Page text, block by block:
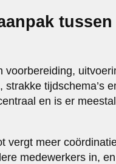
tijdschema’s
en is er
vergt meer
medewerkers in,